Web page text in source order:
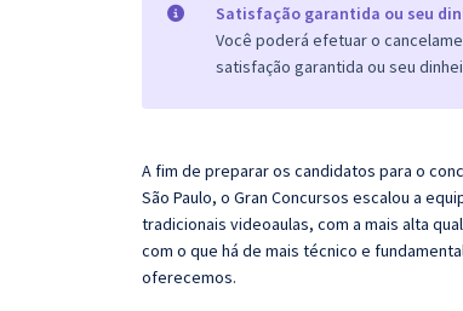
Satisfação garantida ou seu
Você poderá efetuar o
satisfação garantida ou seu
A fim de preparar os candidatos para o
São Paulo, o Gran Concursos escalou a
tradicionais videoaulas, com a mais alta
com o que há de mais técnico e
oferecemos.